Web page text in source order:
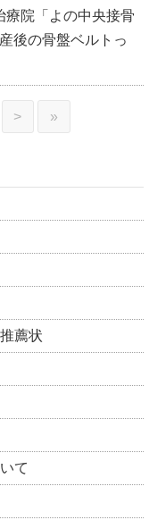
療院「よの中央接骨
後の骨盤ベルトっ
> »
薦状
て